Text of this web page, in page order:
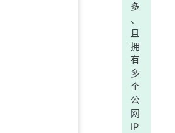
多
、
且
拥
有
多
个
公
网
IP